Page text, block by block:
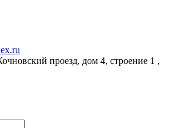
проезд, дом 4, строение 1 ,